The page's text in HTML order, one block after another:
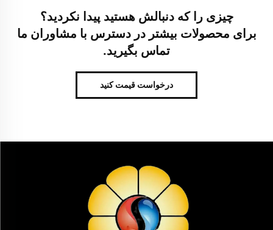
چیزی را که دنبالش هستید پیدا نکردید؟
برای محصولات بیشتر در دسترس با مشاوران ما
تماس بگیرید.
درخواست قیمت کنید